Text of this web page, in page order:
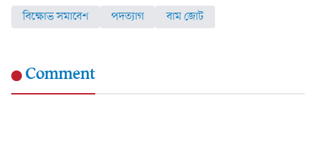
বিক্ষোভ সমাবেশ পদত্যাগ বাম জোট
Comment